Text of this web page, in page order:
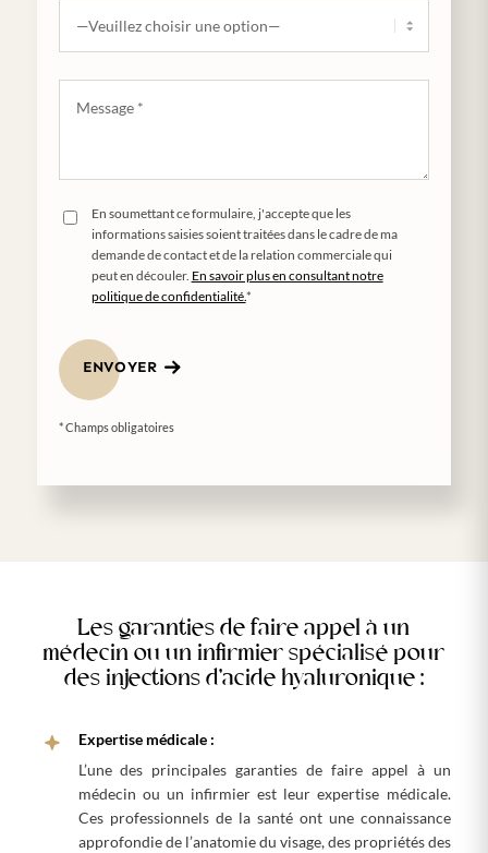
En soumettant ce formulaire, j'accepte que les
informations saisies soient traitées dans le cadre de ma
demande de contact et de la relation commerciale qui
peut en découler. En savoir plus en consultant notre
politique de confidentialité.*
ENVOYER
* Champs obligatoires
Les garanties de faire appel à un
médecin ou un infirmier spécialisé pour
des injections d’acide hyaluronique :
Expertise médicale :
L’une des principales garanties de faire appel à un
médecin ou un infirmier est leur expertise médicale.
Ces professionnels de la santé ont une connaissance
approfondie de l’anatomie du visage, des propriétés des